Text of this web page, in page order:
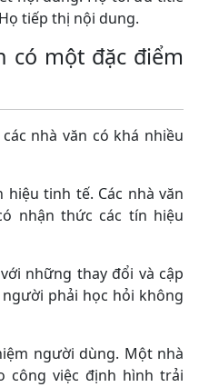
tiếp thị nội dung.
có một đặc điểm
nhà văn có khá nhiều
hiệu tinh tế. Các nhà văn
nhận thức các tín hiệu
những thay đổi và cập
phải học hỏi không
người dùng. Một nhà
công việc định hình trải